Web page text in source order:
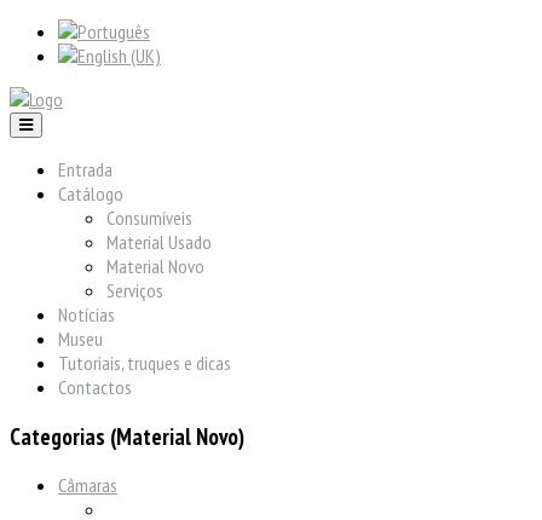
Entrada
Catálogo
Consumíveis
Material Usado
Material Novo
Serviços
Notícias
Museu
Tutoriais, truques e dicas
Contactos
Categorias (Material Novo)
Câmaras